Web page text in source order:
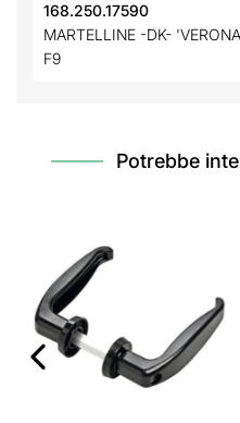
168.250.17590
MARTELLINE -DK-
F9
Potrebbe